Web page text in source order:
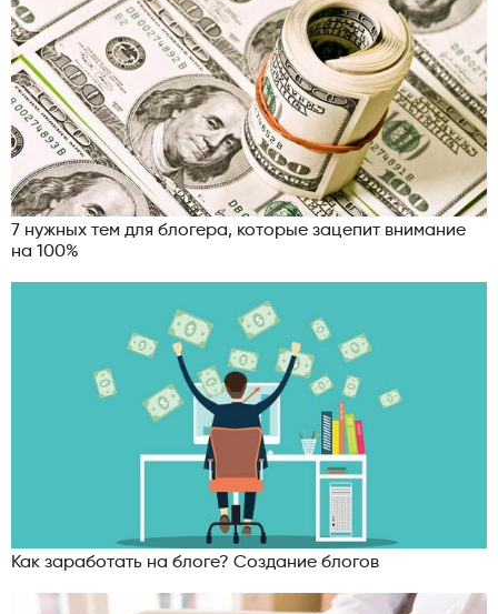
7 нужных тем для блогера, которые зацепит внимание
на 100%
Как заработать на блоге? Создание блогов